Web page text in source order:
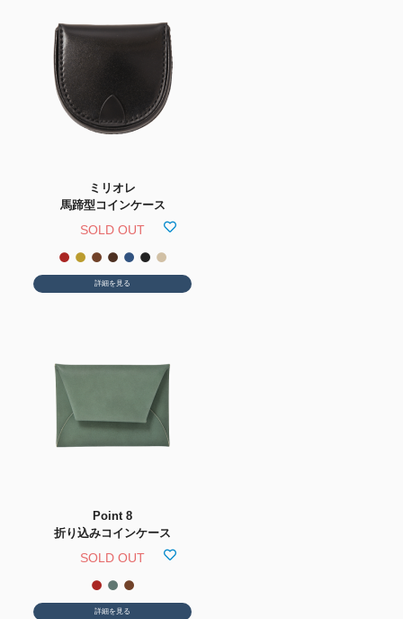
ミリオレ
馬蹄型コインケース
SOLD OUT
詳細を見る
Point 8
折り込みコインケース
SOLD OUT
詳細を見る